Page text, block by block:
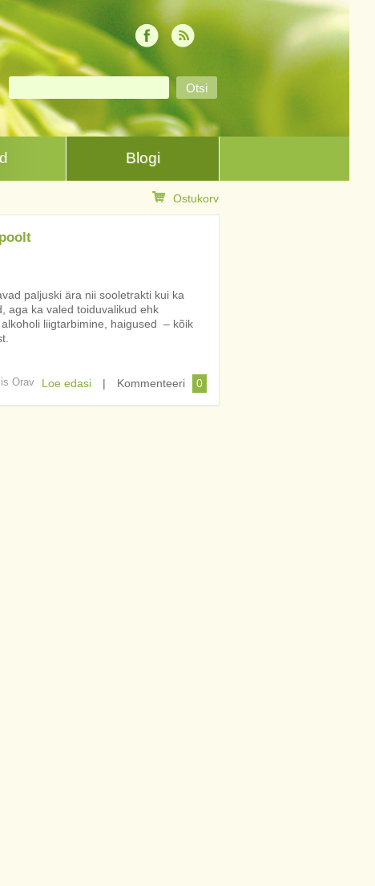
Blogi
Ostukorv
paljuski ära nii sooletrakti kui ka
aga ka valed toiduvalikud ehk
liigtarbimine, haigused – kõik
Orav Loe edasi | Kommenteeri 0